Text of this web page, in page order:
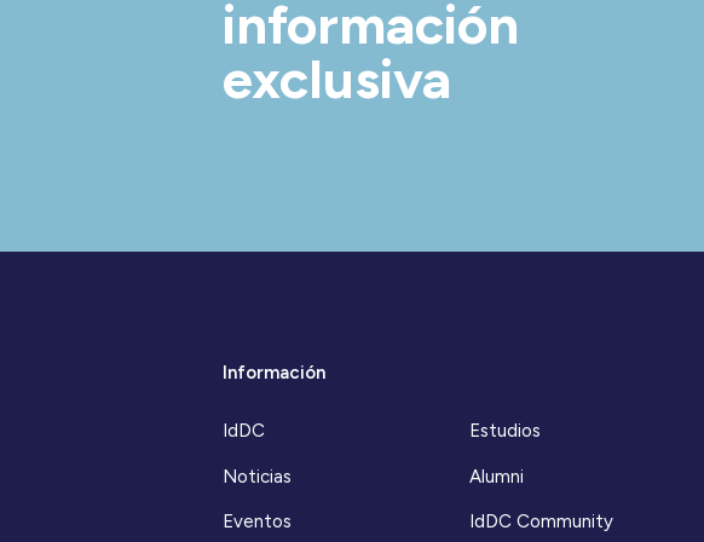
información
exclusiva
Información
IdDC
Noticias
Eventos
Estudios
Alumni
IdDC Community